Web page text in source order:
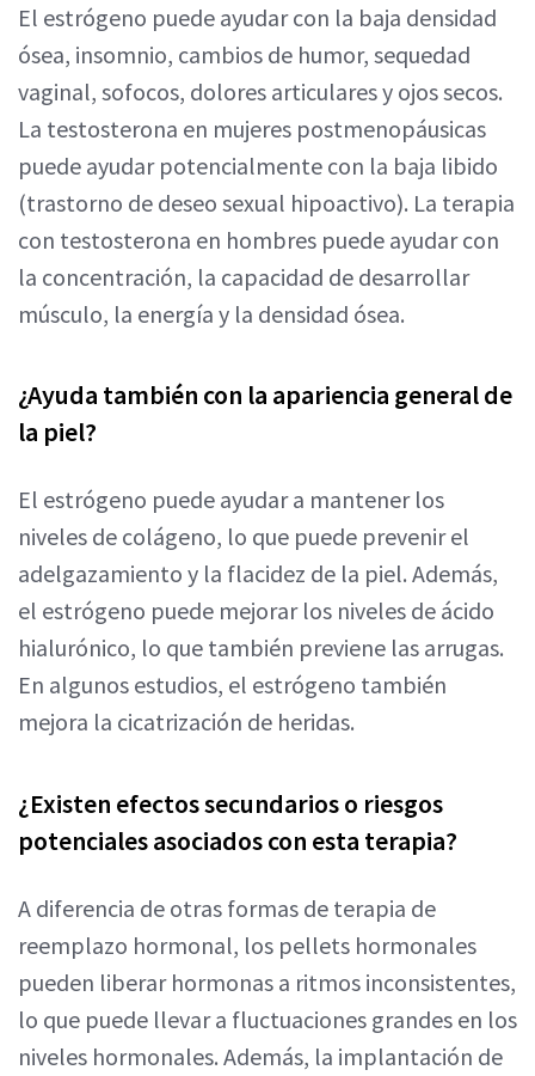
El estrógeno puede ayudar con la baja densidad
ósea, insomnio, cambios de humor, sequedad
vaginal, sofocos, dolores articulares y ojos secos.
La testosterona en mujeres postmenopáusicas
puede ayudar potencialmente con la baja libido
(trastorno de deseo sexual hipoactivo). La terapia
con testosterona en hombres puede ayudar con
la concentración, la capacidad de desarrollar
músculo, la energía y la densidad ósea.
¿Ayuda también con la apariencia general de
la piel?
El estrógeno puede ayudar a mantener los
niveles de colágeno, lo que puede prevenir el
adelgazamiento y la flacidez de la piel. Además,
el estrógeno puede mejorar los niveles de ácido
hialurónico, lo que también previene las arrugas.
En algunos estudios, el estrógeno también
mejora la cicatrización de heridas.
¿Existen efectos secundarios o riesgos
potenciales asociados con esta terapia?
A diferencia de otras formas de terapia de
reemplazo hormonal, los pellets hormonales
pueden liberar hormonas a ritmos inconsistentes,
lo que puede llevar a fluctuaciones grandes en los
niveles hormonales. Además, la implantación de